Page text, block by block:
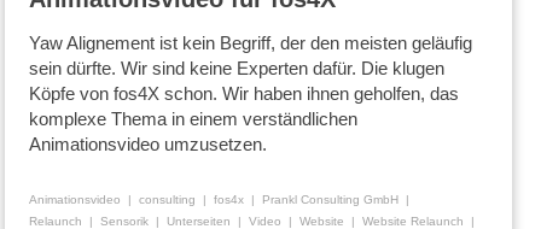
Yaw Alignement ist kein Begriff, der den meisten geläufig
sein dürfte. Wir sind keine Experten dafür. Die klugen
Köpfe von fos4X schon. Wir haben ihnen geholfen, das
komplexe Thema in einem verständlichen
Animationsvideo umzusetzen.
Animationsvideo consulting fos4x
Prankl Consulting GmbH
Relaunch
Sensorik Unterseiten Video Website
Website Relaunch